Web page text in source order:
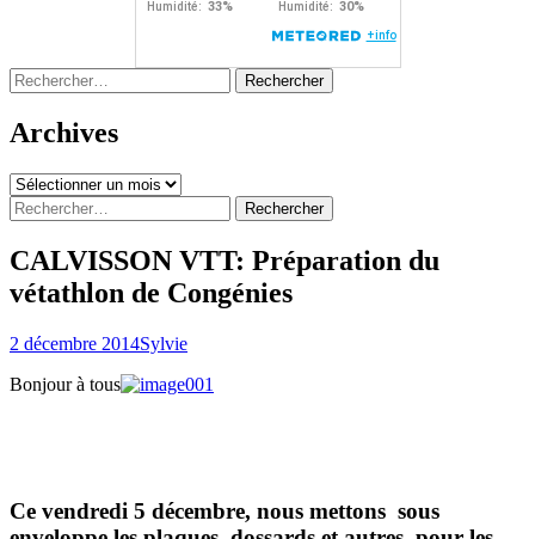
Rechercher :
Archives
Archives
Rechercher :
CALVISSON VTT: Préparation du
vétathlon de Congénies
2 décembre 2014Sylvie
Bonjour à tous
Ce vendredi 5 décembre, nous mettons sous